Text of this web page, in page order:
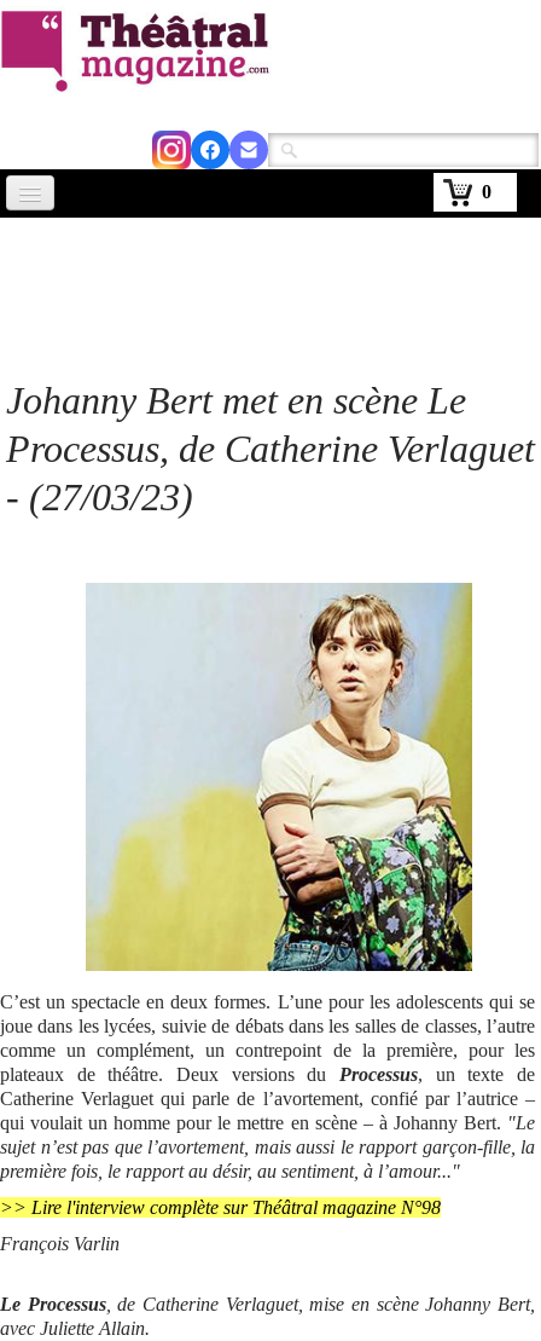
0
Abonnement
Se connecter
Johanny Bert met en scène Le
Processus, de Catherine Verlaguet
- (27/03/23)
C’est un spectacle en deux formes. L’une pour les adolescents qui se
joue dans les lycées, suivie de débats dans les salles de classes, l’autre
comme un complément, un contrepoint de la première, pour les
plateaux de théâtre. Deux versions du Processus, un texte de
Catherine Verlaguet qui parle de l’avortement, confié par l’autrice –
qui voulait un homme pour le mettre en scène – à Johanny Bert. "Le
sujet n’est pas que l’avortement, mais aussi le rapport garçon-fille, la
première fois, le rapport au désir, au sentiment, à l’amour..."
>> Lire l'interview complète sur Théâtral magazine N°98
François Varlin
Le Processus, de Catherine Verlaguet, mise en scène Johanny Bert,
avec Juliette Allain.